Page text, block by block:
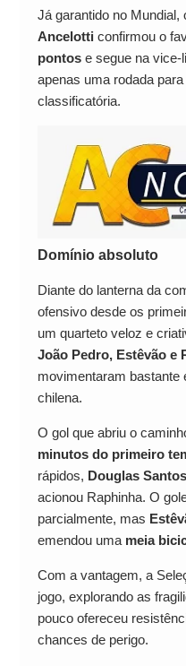
Já garantido no Mundial,
Ancelotti confirmou o
pontose segue na vice-
apenas uma rodada
classificatória.
Domínio absoluto
Diante do lanterna da
ofensivo desde os
um quarteto veloz e
João Pedro, Estêvão e
movimentaram bastante
chilena.
O gol que abriu o
minutos do primeiro
rápidos, Douglas Santos
acionou Raphinha. O
parcialmente, mas
emendou uma meia
Com a vantagem, a
jogo, explorando as
pouco ofereceu
chances de perigo.